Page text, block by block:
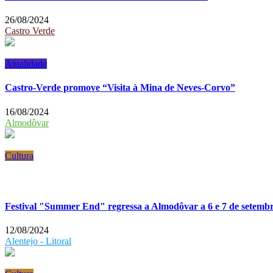
26/08/2024
Castro Verde
Atualidade
Castro-Verde promove “Visita à Mina de Neves-Corvo”
16/08/2024
Almodôvar
Cultura
Festival "Summer End" regressa a Almodôvar a 6 e 7 de
12/08/2024
Alentejo - Litoral